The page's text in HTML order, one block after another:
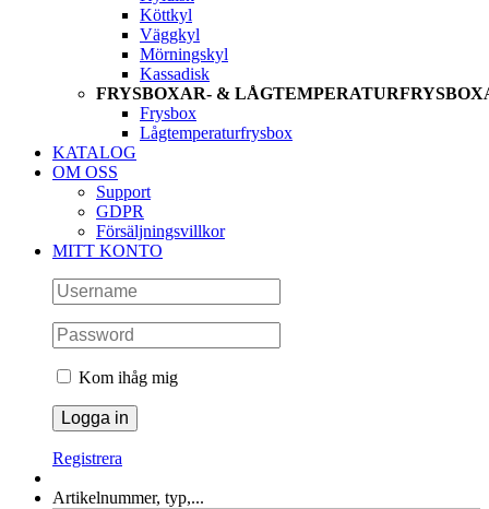
Köttkyl
Väggkyl
Mörningskyl
Kassadisk
FRYSBOXAR- &
Frysbox
Lågtemperaturfrysbox
KATALOG
OM OSS
Support
GDPR
Försäljningsvillkor
MITT KONTO
Kom ihåg mig
Registrera
Artikelnummer, typ,...